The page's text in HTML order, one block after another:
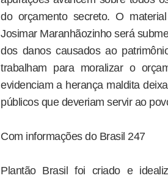
do orçamento secreto. O
Josimar Maranhãozinho será
dos danos causados ao
trabalham para moralizar o
evidenciam a herança maldita
públicos que deveriam servir ao
Com informações do Brasil 247
Plantão Brasil foi criado e